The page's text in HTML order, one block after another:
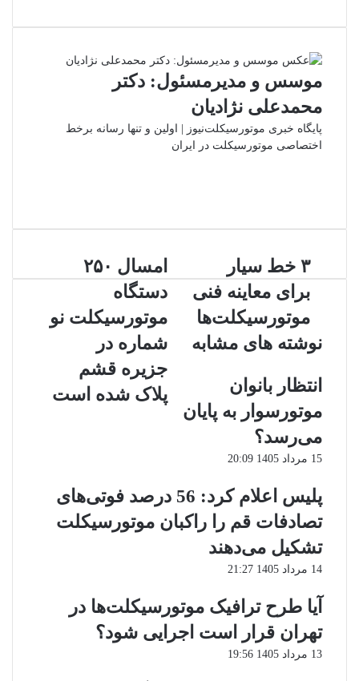
از
ایمیل
موسس و مدیرمسئول: دکتر
محمدعلی نژادیان
پایگاه خبری موتورسیکلت‌نیوز | اولین و تنها رسانه برخط
اختصاصی موتورسیکلت در ایران
امسال
۲۵۰
دستگاه
موتورسیکلت
شماره
جزیره
قشم
امسال ۲۵۰
دستگاه
موتورسیکلت نو
شماره در
جزیره قشم
پلاک شده‌ است
۳
خط
سیار
برای
معاینه
فنی
۳ خط سیار
برای معاینه فنی
موتورسیکلت‌ها
نوشته های مشابه
انتظار بانوان
موتورسوار به پایان
می‌رسد؟
15 مرداد 1405 20:09
پلیس اعلام کرد: 56 درصد فوتی‌های
تصادفات قم را راکبان موتورسیکلت
تشکیل می‌دهند
14 مرداد 1405 21:27
آیا طرح ترافیک موتورسیکلت‌ها در
تهران قرار است اجرایی شود؟
13 مرداد 1405 19:56